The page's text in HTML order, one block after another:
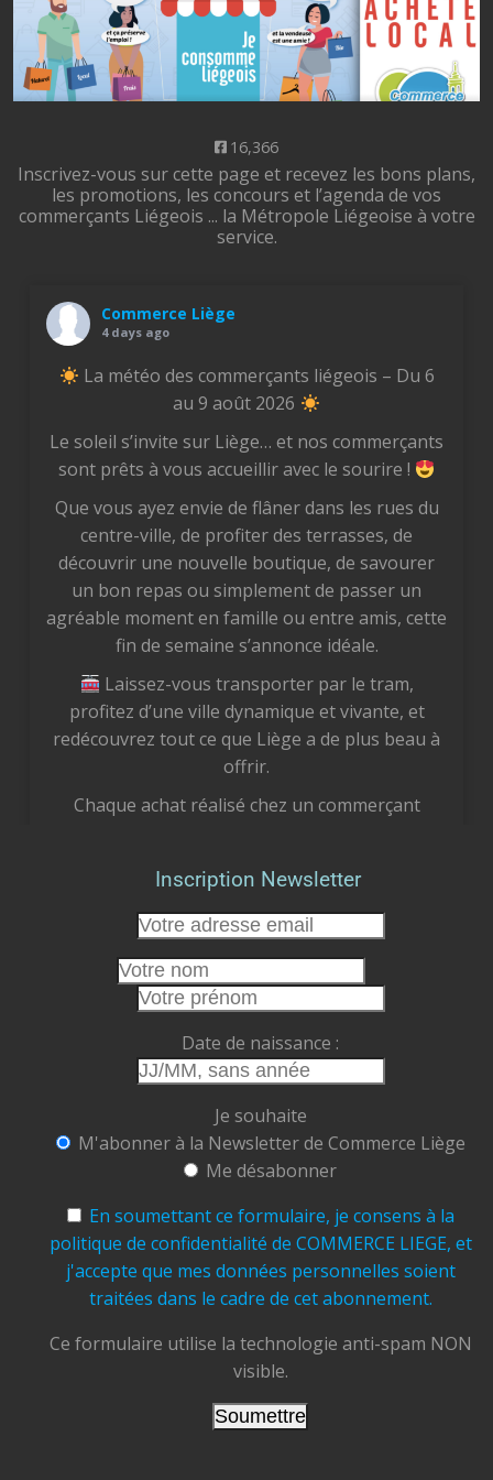
16,366
Inscrivez-vous sur cette page et recevez les bons plans,
les promotions, les concours et l’agenda de vos
commerçants Liégeois ... la Métropole Liégeoise à votre
service.
Commerce Liège
4 days ago
La météo des commerçants liégeois – Du 6
au 9 août 2026
Le soleil s’invite sur Liège… et nos commerçants
sont prêts à vous accueillir avec le sourire !
Que vous ayez envie de flâner dans les rues du
centre-ville, de profiter des terrasses, de
découvrir une nouvelle boutique, de savourer
un bon repas ou simplement de passer un
agréable moment en famille ou entre amis, cette
fin de semaine s’annonce idéale.
Laissez-vous transporter par le tram,
profitez d’une ville dynamique et vivante, et
redécouvrez tout ce que Liège a de plus beau à
offrir.
Chaque achat réalisé chez un commerçant
des hommes passionnés, vous préservez des
emplois et vous participez à faire vivre le cœur
de notre cité.
Cet été, faisons le choix de la proximité.
Faisons vivre nos commerces.
Faisons rayonner Liège.
Commerce Liège ASBL
Ensemble, soutenons, valorisons et faisons
grandir notre ville.
#CommerceLiège #AchetezLocal #Liège
#CommerçantsLiégeois#CentreVille
#TramDeLiège #Terrasses#ÉtéÀLiège
#ConsommerLocal #FaitesVivreLiège
Photo
View on Facebook
Commerce Liège updated their cover
Inscription Newsletter
Date de naissance :
Je souhaite
M'abonner à la Newsletter de Commerce Liège
Me désabonner
En soumettant ce formulaire, je consens à la
politique de confidentialité de COMMERCE LIEGE, et
j'accepte que mes données personnelles soient
traitées dans le cadre de cet abonnement.
Ce formulaire utilise la technologie anti-spam NON
visible.